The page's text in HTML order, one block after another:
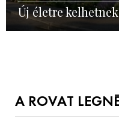
Új életre
A ROVAT